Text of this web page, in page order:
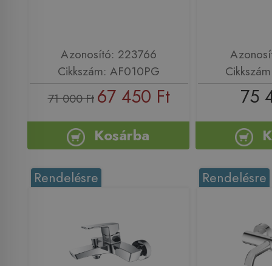
Azonosító: 223766
Cikkszám: AF010PG
71 000 Ft 67 450 Ft
Kosárba
75
Rendelésre Rendelésre